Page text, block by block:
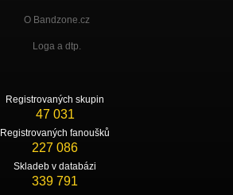
O Bandzone.cz
Loga a dtp.
Registrovaných skupin
47 031
Registrovaných fanoušků
227 086
Skladeb v databázi
339 791